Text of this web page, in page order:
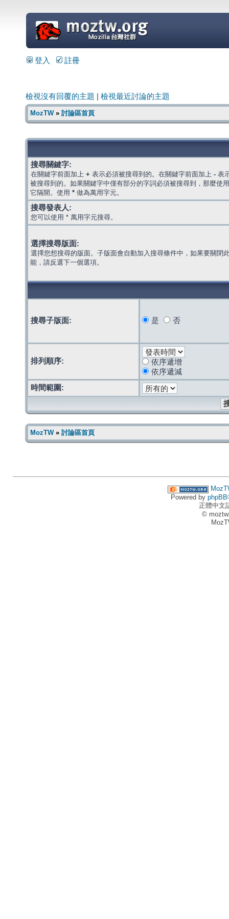
=
登入 註冊
檢視沒有回覆的主題 檢視最近討論的主題
MozTW» 討論區首頁
搜尋關鍵字:
在關鍵字前面加上 + 表示必須被搜尋到的。在關鍵字前面加上 - 表
被搜尋到的。如果關鍵字中僅有部分的字詞必須被搜尋到，那麼使
它隔開。使用 * 做為萬用字元。
搜尋發表人:
您可以使用 * 萬用字元搜尋。
選擇搜尋版面:
選擇您想搜尋的版面。子版面會自動加入搜尋條件中，如果要關閉
能，請反選下一個選項。
搜尋子版面: 是 否
排列順序:
依序遞增
依序遞減
時間範圍:
MozTW» 討論區首頁
Powered by phpBB
正體中文
©